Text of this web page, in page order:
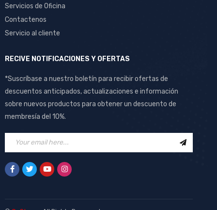
Servicios de Oficina
Contactenos
Servicio al cliente
RECIVE NOTIFICACIONES Y OFERTAS
*Suscríbase a nuestro boletín para recibir ofertas de
descuentos anticipados, actualizaciones e información
sobre nuevos productos para obtener un descuento de
membresía del 10%.